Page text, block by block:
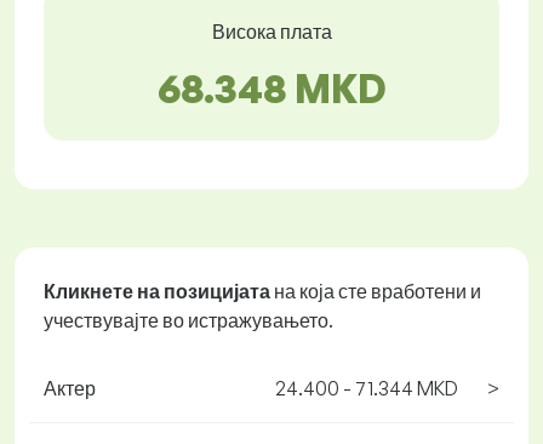
Висока плата
68.348 MKD
Кликнете на позицијата на која сте вработени и
учествувајте во истражувањето.
Актер 24.400 - 71.344 MKD >